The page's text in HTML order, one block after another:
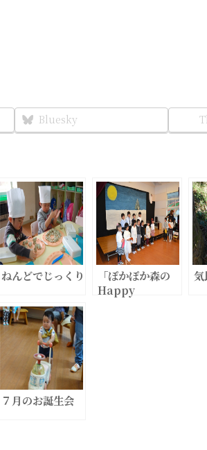
Bluesky
ねんどでじっくり
「ぽかぽか森の
Happy
気
７月のお誕生会